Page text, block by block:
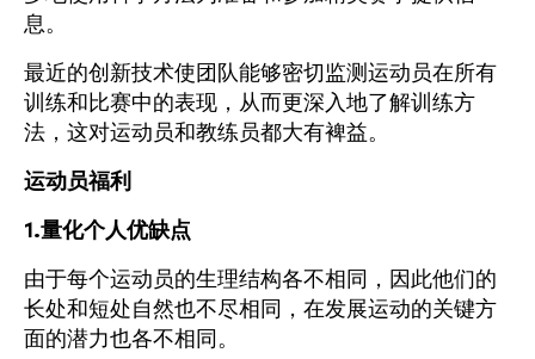
息。
最近的创新技术使团队能够密切监测运动员在所有
训练和比赛中的表现，从而更深入地了解训练方
法，这对运动员和教练员都大有裨益。
运动员福利
1.量化个人优缺点
由于每个运动员的生理结构各不相同，因此他们的
长处和短处自然也不尽相同，在发展运动的关键方
面的潜力也各不相同。